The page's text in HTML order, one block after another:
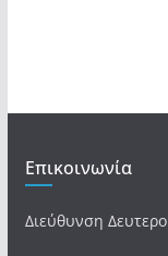
Επικοινωνία
Διεύθυνση